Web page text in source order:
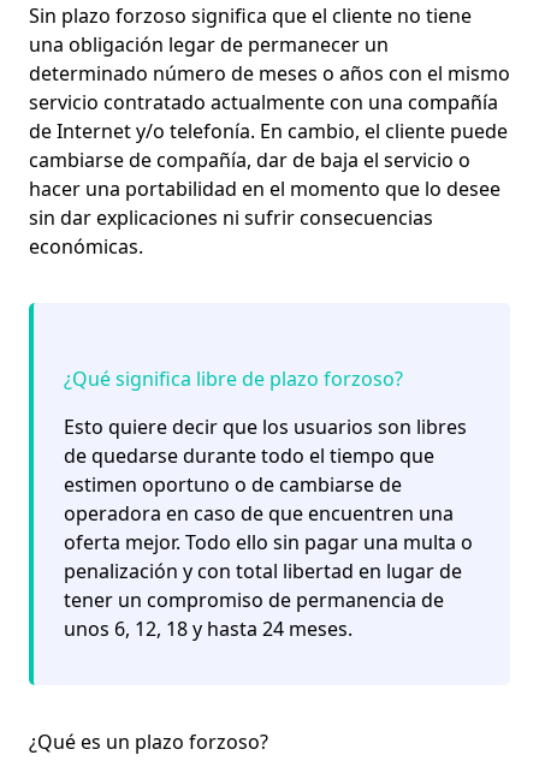
Sin plazo forzoso significa que el cliente no tiene
una obligación legar de permanecer un
determinado número de meses o años con el mismo
servicio contratado actualmente con una compañía
de Internet y/o telefonía. En cambio, el cliente puede
cambiarse de compañía, dar de baja el servicio o
hacer una portabilidad en el momento que lo desee
sin dar explicaciones ni sufrir consecuencias
económicas.
¿Qué significa libre de plazo forzoso?
Esto quiere decir que los usuarios son libres
de quedarsedurante todo el tiempo que
estimen oportuno o de cambiarsede
operadora en caso de que encuentren una
oferta mejor. Todo ello sin pagar una multa o
penalización y con total libertad en lugar de
tener un compromiso de permanencia de
unos 6, 12, 18 y hasta 24 meses.
¿Qué es un plazo forzoso?